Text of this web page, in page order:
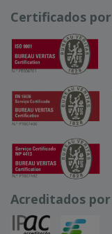
Certificados por
Acreditados por